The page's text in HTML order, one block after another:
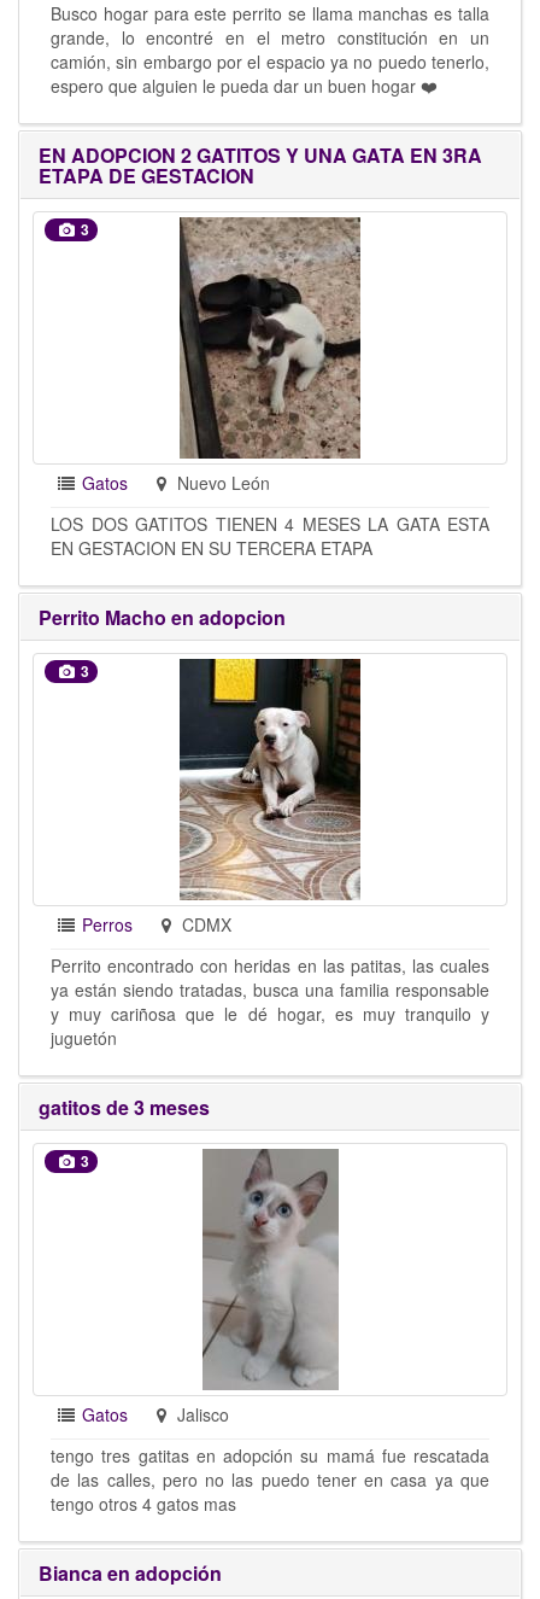
Busco hogar para este perrito se llama manchas es talla
grande, lo encontré en el metro constitución en un
camión, sin embargo por el espacio ya no puedo tenerlo,
espero que alguien le pueda dar un buen hogar ❤️
EN ADOPCION 2 GATITOS Y UNA GATA EN 3RA
ETAPA DE GESTACION
3
Gatos
Nuevo León
LOS DOS GATITOS TIENEN 4 MESES LA GATA ESTA
EN GESTACION EN SU TERCERA ETAPA
Perrito Macho en adopcion
3
Perros
CDMX
Perrito encontrado con heridas en las patitas, las cuales
ya están siendo tratadas, busca una familia responsable
y muy cariñosa que le dé hogar, es muy tranquilo y
juguetón
gatitos de 3 meses
3
Gatos
Jalisco
tengo tres gatitas en adopción su mamá fue rescatada
de las calles, pero no las puedo tener en casa ya que
tengo otros 4 gatos mas
Bianca en adopción